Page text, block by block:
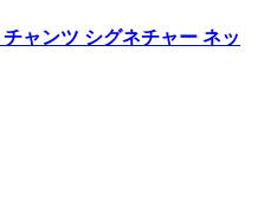
チャンツ シグネチャー ネッ